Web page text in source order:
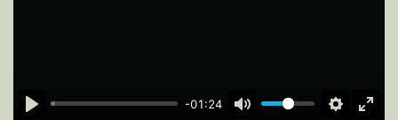
-01:24